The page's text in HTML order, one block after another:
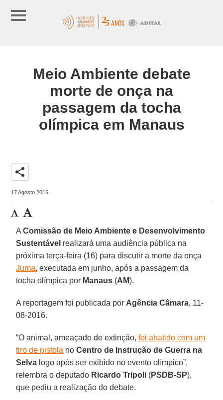
Meio Ambiente debate
morte de onça na
passagem da tocha
olímpica em Manaus
share
17 Agosto 2016
AComissão de Meio Ambiente e Desenvolvimento
Sustentável realizará uma audiência pública na
próxima terça-feira (16) para discutir a morte da onça
Juma, executada em junho, após a passagem da
tocha olímpica por Manaus (AM).
A reportagem foi publicada por Agência Câmara, 11-
08-2016.
“O animal, ameaçado de extinção,foi abatido com um
tiro de pistola noCentro de Instrução de Guerra na
Selva logo após ser exibido no evento olímpico”,
relembra o deputado Ricardo Tripoli (PSDB-SP),
que pediu a realização do debate.